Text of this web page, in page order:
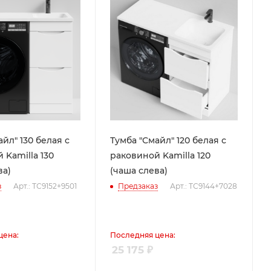
130 белая с
Kamilla 130
Арт.: ТС9152+9501
Тумба "Смайл" 120 белая с
раковиной Kamilla 120
(чаша слева)
Предзаказ Арт.: ТС9144+7028
Последняя цена:
25 175 ₽